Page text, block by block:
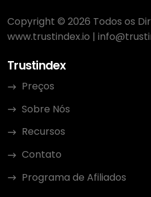
Copyright © 2026 Todos os
www.trustindex.io |
Trustindex
Preços
Sobre Nós
Recursos
Contato
Programa de Afiliados